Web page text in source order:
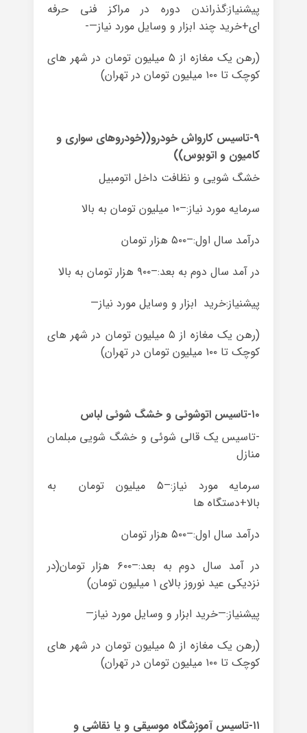
پیشنیاز:گذراندن دوره در مراکز فنی حرفه
ای+خرید چند ابزار و وسایل مورد نیاز—-
(رهن یک مغازه از ۵ میلیون تومان در شهر های
کوچک تا ۱۰۰ میلیون تومان در تهران)
۹-تاسیس کارواش خودرو((خودروهای سواری و
کامیون و اتوبوس))
خشگ شویی و نظافت داخل اتومبیل
سرمایه مورد نیاز:–۱۰ میلیون تومان به بالا
درآمد سال اول:–۵۰۰ هزار تومان
در آمد سال دوم به بعد:–۹۰۰ هزار تومان به بالا
پیشنیاز:خرید ابزار و وسایل مورد نیاز—
(رهن یک مغازه از ۵ میلیون تومان در شهر های
کوچک تا ۱۰۰ میلیون تومان در تهران)
۱۰-تاسیس اتوشوئی و خشگ شوئی لباس
-تاسیس یک قالی شوئی و خشگ شویی مبلمان
منازل
سرمایه مورد نیاز:–۵ میلیون تومان به
بالا+دستگاه ها
درآمد سال اول:–۵۰۰ هزار تومان
در آمد سال دوم به بعد:–۶۰۰ هزار تومان(در
نزدیکی عید نوروز بالای ۱ میلیون تومان)
پیشنیاز:—خرید ابزار و وسایل مورد نیاز—
(رهن یک مغازه از ۵ میلیون تومان در شهر های
کوچک تا ۱۰۰ میلیون تومان در تهران)
۱۱-تاسیس آموزشگاه موسیقی و یا نقاشی و